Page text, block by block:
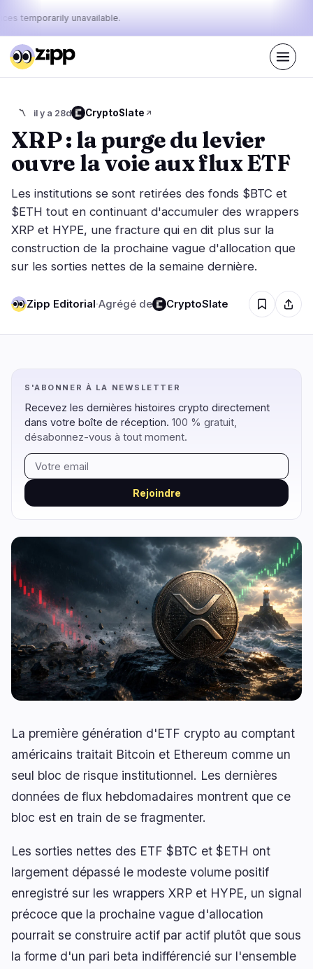
temporarily unavailable.
Le pouls
d'aujourd'hui
:
Actualités
Dernières nouvelles 54
Nouvelles de dernière minute 24
Histoires en vedette 0
Mouvements Top 10
Marchés
Action des Prix 2
Analyse de Marché 15
ETF 3
Macro
2
Régulation
Gouvernement
Légal 1
Fiscalité 0
Hacks
Alertes 0
DEXs 0
Prêts 0
Rendement 0
Dérivés
Technologie 6
Protocoles 0
Mises à Niveau 1
Mise à l'Échelle 2
Affaires 7
Financement 1
Paiements 1
Partenariats 0
Adoption 2
Écosystèmes 0
Ethereum
Solana
BNB 0
Autres Chaînes
〽️ il y a 28d CryptoSlate
XRP : la purge du levier
ouvre la voie aux flux ETF
Les institutions se sont retirées des fonds $BTC et
$ETH tout en continuant d'accumuler des wrappers
XRP et HYPE, une fracture qui en dit plus sur la
construction de la prochaine vague d'allocation que
sur les sorties nettes de la semaine dernière.
Zipp Editorial·Agrégé de CryptoSlate
S'ABONNER À LA NEWSLETTER
Recevez les dernières histoires crypto directement
dans votre boîte de réception. 100 % gratuit,
désabonnez-vous à tout moment.
Rejoindre
La première génération d'ETF crypto au comptant
américains traitait Bitcoin et Ethereum comme un
seul bloc de risque institutionnel. Les dernières
données de flux hebdomadaires montrent que ce
bloc est en train de se fragmenter.
Les sorties nettes des ETF $BTC et $ETH ont
largement dépassé le modeste volume positif
enregistré sur les wrappers XRP et HYPE, un signal
précoce que la prochaine vague d'allocation
pourrait se construire actif par actif plutôt que sous
la forme d'un pari beta indifférencié sur l'ensemble